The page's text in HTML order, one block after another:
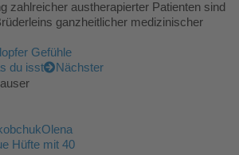
zahlreicher austherapierter Patienten sind
ganzheitlicher medizinischer
Gefühle
du isst Nächster
Hüfte mit 40